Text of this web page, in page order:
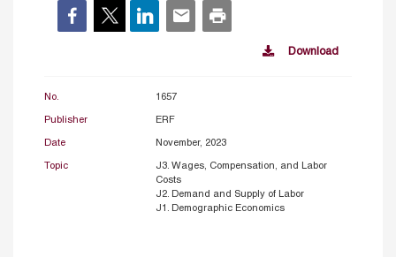
Download
No. 1657
Publisher ERF
Date November, 2023
Topic
J3. Wages, Compensation, and Labor
Costs
J2. Demand and Supply of Labor
J1. Demographic Economics